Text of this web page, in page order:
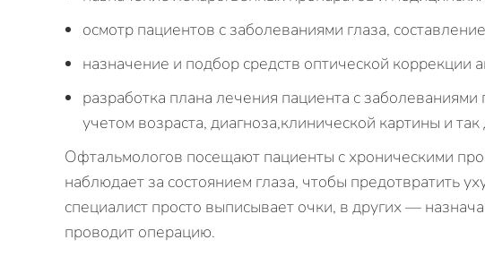
осмотр пациентов с заболеваниями глаза,
назначение и подбор средств оптической коррекции
разработка плана лечения пациента с
учетом возраста, диагноза,клинической картины и так
Офтальмологов посещают пациенты с хроническими
наблюдает за состоянием глаза, чтобы предотвратить
специалист просто выписывает очки, в других —
проводит операцию.